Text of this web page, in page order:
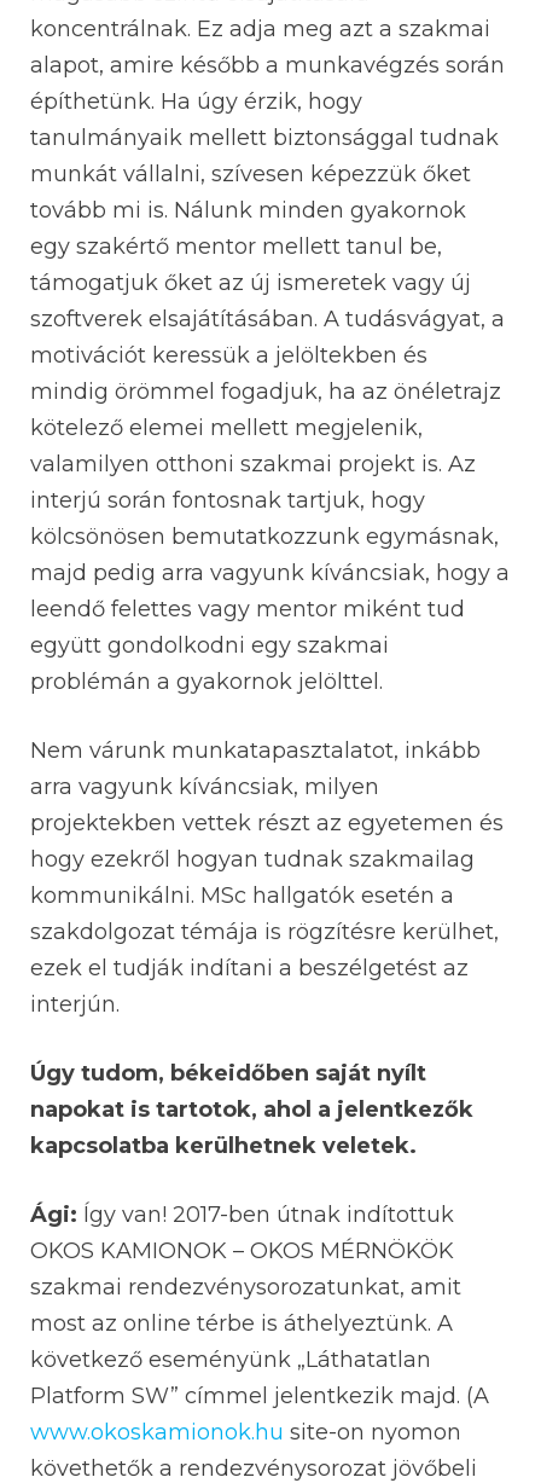
koncentrálnak. Ez adja meg azt a szakmai
alapot, amire később a munkavégzés során
építhetünk. Ha úgy érzik, hogy
tanulmányaik mellett biztonsággal tudnak
munkát vállalni, szívesen képezzük őket
tovább mi is. Nálunk minden gyakornok
egy szakértő mentor mellett tanul be,
támogatjuk őket az új ismeretek vagy új
szoftverek elsajátításában. A tudásvágyat, a
motivációt keressük a jelöltekben és
mindig örömmel fogadjuk, ha az önéletrajz
kötelező elemei mellett megjelenik,
valamilyen otthoni szakmai projekt is. Az
interjú során fontosnak tartjuk, hogy
kölcsönösen bemutatkozzunk egymásnak,
majd pedig arra vagyunk kíváncsiak, hogy a
leendő felettes vagy mentor miként tud
együtt gondolkodni egy szakmai
problémán a gyakornok jelölttel.
Nem várunk munkatapasztalatot, inkább
arra vagyunk kíváncsiak, milyen
projektekben vettek részt az egyetemen és
hogy ezekről hogyan tudnak szakmailag
kommunikálni. MSc hallgatók esetén a
szakdolgozat témája is rögzítésre kerülhet,
ezek el tudják indítani a beszélgetést az
interjún.
Úgy tudom, békeidőben saját nyílt
napokat is tartotok, ahol a jelentkezők
kapcsolatba kerülhetnek veletek.
Ági: Így van! 2017-ben útnak indítottuk
OKOS KAMIONOK – OKOS MÉRNÖKÖK
szakmai rendezvénysorozatunkat, amit
most az online térbe is áthelyeztünk. A
következő eseményünk „Láthatatlan
Platform SW” címmel jelentkezik majd. (A
www.okoskamionok.hu site-on nyomon
követhetők a rendezvénysorozat jövőbeli